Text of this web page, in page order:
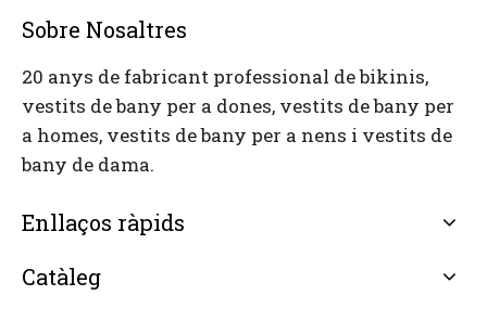
Sobre Nosaltres
20 anys de fabricant professional de bikinis,
vestits de bany per a dones, vestits de bany per
a homes, vestits de bany per a nens i vestits de
bany de dama.
Enllaços ràpids
Catàleg